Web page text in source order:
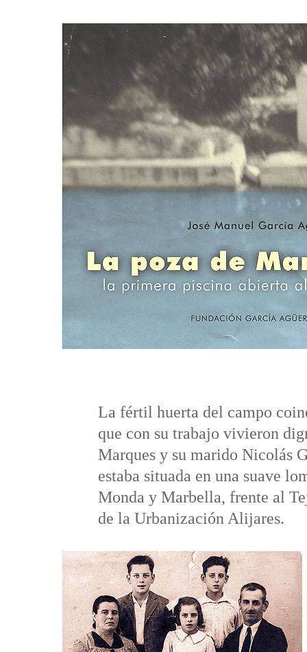
La fértil huerta del campo
que con su trabajo vivieron
Marques y su marido Nicolás
estaba situada en una suave
Monda y Marbella, frente al
de la Urbanización Alijares.